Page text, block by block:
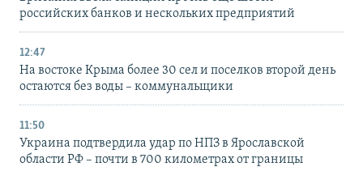
российских банков и нескольких предприятий
12:47
На востоке Крыма более 30 сел и поселков второй день
остаются без воды – коммунальщики
11:50
Украина подтвердила удар по НПЗ в Ярославской
области РФ – почти в 700 километрах от границы